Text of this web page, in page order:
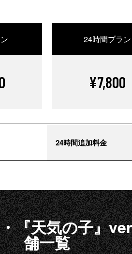
24時間プラン
¥7,800
24時間追加料金
『天気の子』
舗一覧